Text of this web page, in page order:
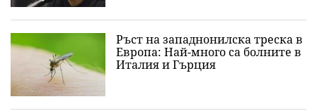
Ръст на западнонилска треска в
Европа: Най-много са болните в
Италия и Гърция